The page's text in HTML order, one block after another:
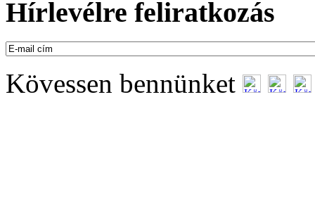
Hírlevélre feliratkozás
Kövessen bennünket